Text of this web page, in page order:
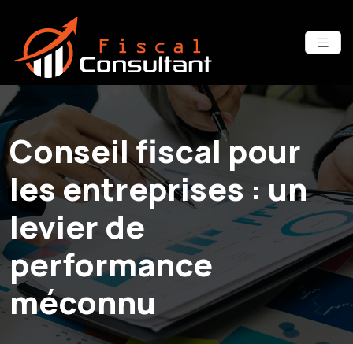
Conseil fiscal pour
les entreprises : un
levier de
performance
méconnu